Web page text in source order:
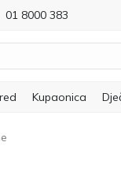
01 8000 383
Kupaonica